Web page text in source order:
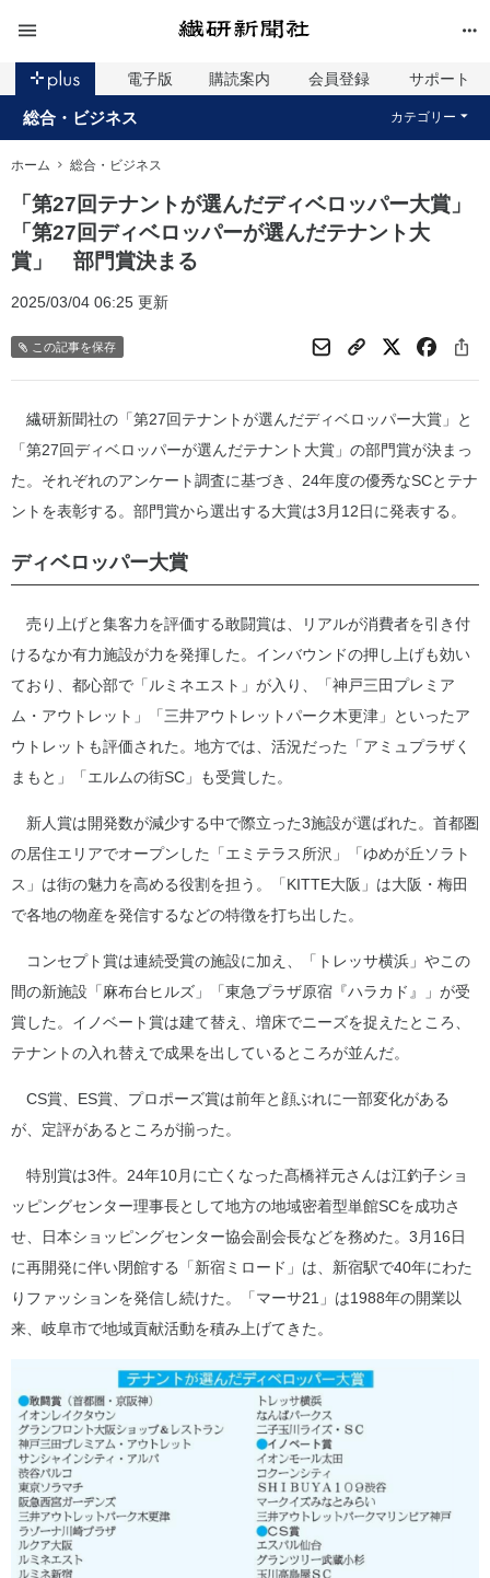
電子版 購読案内 会員登録 サポート
総合・ビジネス カテゴリー
ホーム 総合・ビジネス
「第27回テナントが選んだディベロッパー大賞」
「第27回ディベロッパーが選んだテナント大
賞」 部門賞決まる
2025/03/04 06:25 更新
この記事を保存
繊研新聞社の「第27回テナントが選んだディベロッパー大賞」と
「第27回ディベロッパーが選んだテナント大賞」の部門賞が決まっ
た。それぞれのアンケート調査に基づき、24年度の優秀なSCとテナ
ントを表彰する。部門賞から選出する大賞は3月12日に発表する。
ディベロッパー大賞
売り上げと集客力を評価する敢闘賞は、リアルが消費者を引き付
けるなか有力施設が力を発揮した。インバウンドの押し上げも効い
ており、都心部で「ルミネエスト」が入り、「神戸三田プレミア
ム・アウトレット」「三井アウトレットパーク木更津」といったア
ウトレットも評価された。地方では、活況だった「アミュプラザく
まもと」「エルムの街SC」も受賞した。
新人賞は開発数が減少する中で際立った3施設が選ばれた。首都圏
の居住エリアでオープンした「エミテラス所沢」「ゆめが丘ソラト
ス」は街の魅力を高める役割を担う。「KITTE大阪」は大阪・梅田
で各地の物産を発信するなどの特徴を打ち出した。
コンセプト賞は連続受賞の施設に加え、「トレッサ横浜」やこの
間の新施設「麻布台ヒルズ」「東急プラザ原宿『ハラカド』」が受
賞した。イノベート賞は建て替え、増床でニーズを捉えたところ、
テナントの入れ替えで成果を出しているところが並んだ。
CS賞、ES賞、プロポーズ賞は前年と顔ぶれに一部変化がある
が、定評があるところが揃った。
特別賞は3件。24年10月に亡くなった髙橋祥元さんは江釣子ショ
ッピングセンター理事長として地方の地域密着型単館SCを成功さ
せ、日本ショッピングセンター協会副会長などを務めた。3月16日
に再開発に伴い閉館する「新宿ミロード」は、新宿駅で40年にわた
りファッションを発信し続けた。「マーサ21」は1988年の開業以
来、岐阜市で地域貢献活動を積み上げてきた。